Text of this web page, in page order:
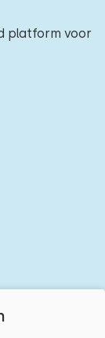
platform voor